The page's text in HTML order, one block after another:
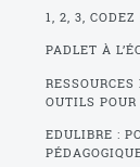
1, 2, 3,
PADLET À
OUTILS POUR
EDULIBRE :